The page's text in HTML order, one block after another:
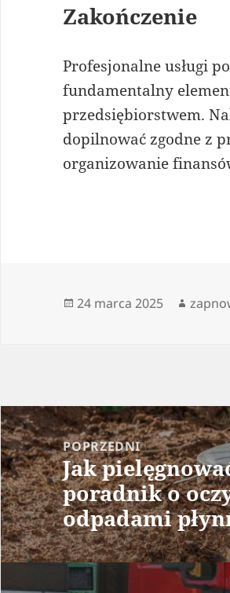
Zakończenie
Profesjonalne usługi
fundamentalny
przedsiębiorstwem.
dopilnować zgodne z
organizowanie
Data
24 marca 2025 Autor
Nawigacja
wpisu
POPRZEDNI
Poprzedni
wpis:
Jak
poradnik o
odpadami